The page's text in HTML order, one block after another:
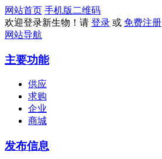
网站首页 手机版 二维码
欢迎登录新生物！请 登录 或 免费注册
网站导航
主要功能
供应
求购
企业
商城
发布信息